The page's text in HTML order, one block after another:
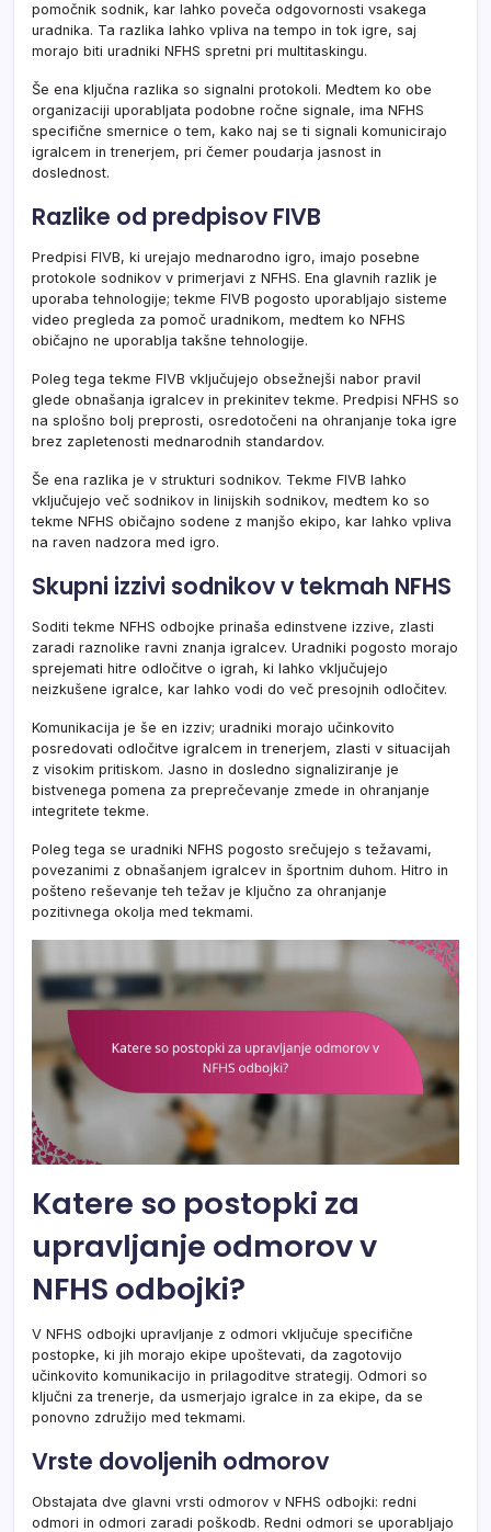
pomočnik sodnik, kar lahko poveča odgovornosti vsakega
uradnika. Ta razlika lahko vpliva na tempo in tok igre, saj
morajo biti uradniki NFHS spretni pri multitaskingu.
Še ena ključna razlika so signalni protokoli. Medtem ko obe
organizaciji uporabljata podobne ročne signale, ima NFHS
specifične smernice o tem, kako naj se ti signali komunicirajo
igralcem in trenerjem, pri čemer poudarja jasnost in
doslednost.
Razlike od predpisov FIVB
Predpisi FIVB, ki urejajo mednarodno igro, imajo posebne
protokole sodnikov v primerjavi z NFHS. Ena glavnih razlik je
uporaba tehnologije; tekme FIVB pogosto uporabljajo sisteme
video pregleda za pomoč uradnikom, medtem ko NFHS
običajno ne uporablja takšne tehnologije.
Poleg tega tekme FIVB vključujejo obsežnejši nabor pravil
glede obnašanja igralcev in prekinitev tekme. Predpisi NFHS so
na splošno bolj preprosti, osredotočeni na ohranjanje toka igre
brez zapletenosti mednarodnih standardov.
Še ena razlika je v strukturi sodnikov. Tekme FIVB lahko
vključujejo več sodnikov in linijskih sodnikov, medtem ko so
tekme NFHS običajno sodene z manjšo ekipo, kar lahko vpliva
na raven nadzora med igro.
Skupni izzivi sodnikov v tekmah NFHS
Soditi tekme NFHS odbojke prinaša edinstvene izzive, zlasti
zaradi raznolike ravni znanja igralcev. Uradniki pogosto morajo
sprejemati hitre odločitve o igrah, ki lahko vključujejo
neizkušene igralce, kar lahko vodi do več presojnih odločitev.
Komunikacija je še en izziv; uradniki morajo učinkovito
posredovati odločitve igralcem in trenerjem, zlasti v situacijah
z visokim pritiskom. Jasno in dosledno signaliziranje je
bistvenega pomena za preprečevanje zmede in ohranjanje
integritete tekme.
Poleg tega se uradniki NFHS pogosto srečujejo s težavami,
povezanimi z obnašanjem igralcev in športnim duhom. Hitro in
pošteno reševanje teh težav je ključno za ohranjanje
pozitivnega okolja med tekmami.
Katere so postopki za
upravljanje odmorov v
NFHS odbojki?
V NFHS odbojki upravljanje z odmori vključuje specifične
postopke, ki jih morajo ekipe upoštevati, da zagotovijo
učinkovito komunikacijo in prilagoditve strategij. Odmori so
ključni za trenerje, da usmerjajo igralce in za ekipe, da se
ponovno združijo med tekmami.
Vrste dovoljenih odmorov
Obstajata dve glavni vrsti odmorov v NFHS odbojki: redni
odmori in odmori zaradi poškodb. Redni odmori se uporabljajo